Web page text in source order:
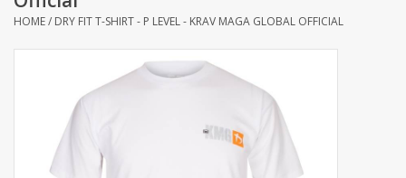
Accessoires
Merken
HOME/ DRY FIT T-SHIRT - P LEVEL - KRAV MAGA GLOBAL OFFICIAL